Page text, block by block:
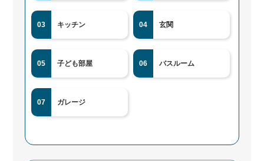
03 キッチン 04 玄関
05 子ども部屋 06 バスルーム
07 ガレージ